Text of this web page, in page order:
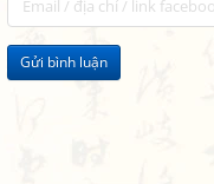
Gửi bình luận